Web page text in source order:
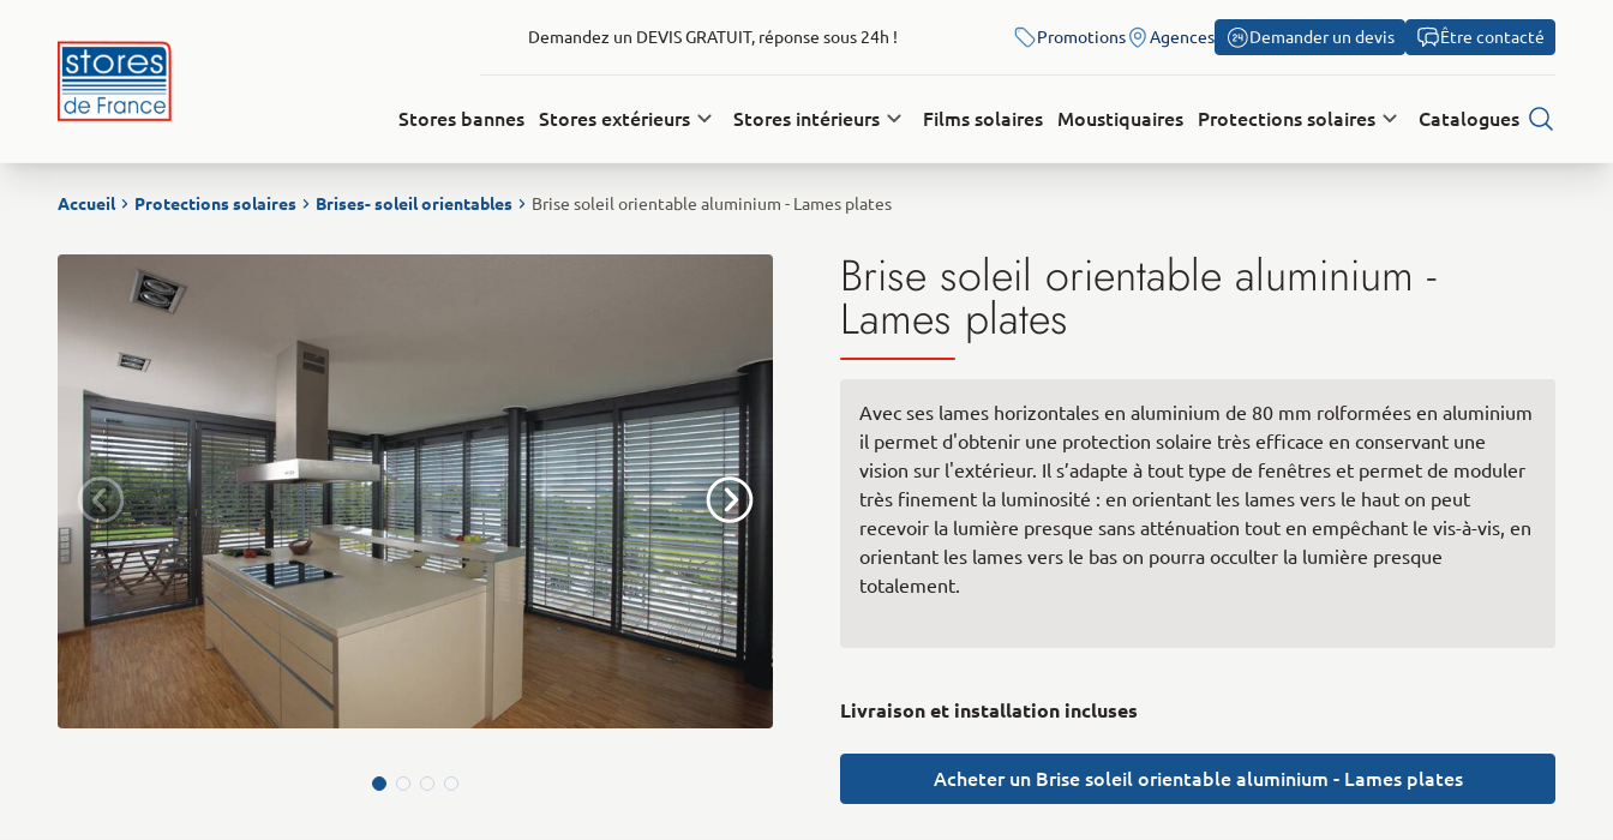
Demandez un DEVIS GRATUIT, réponse sous 24h ! Promotions Agences Demander un devis Être contacté
Stores bannes Stores extérieurs Stores intérieurs Films solaires Moustiquaires Protections solaires
Catalogues
Accueil Protections solaires Brises- soleil orientables Brise soleil orientable aluminium - Lames plates
Brise soleil orientable aluminium -
Lames plates
Avec ses lames horizontales en aluminium de 80 mm rolformées en aluminium
il permet d'obtenir une protection solaire très efficace en conservant une
vision sur l'extérieur. Il s’adapte à tout type de fenêtres et permet de moduler
très finement la luminosité : en orientant les lames vers le haut on peut
recevoir la lumière presque sans atténuation tout en empêchant le vis-à-vis, en
orientant les lames vers le bas on pourra occulter la lumière presque
totalement.
Livraison et installation incluses
Acheter un Brise soleil orientable aluminium - Lames plates